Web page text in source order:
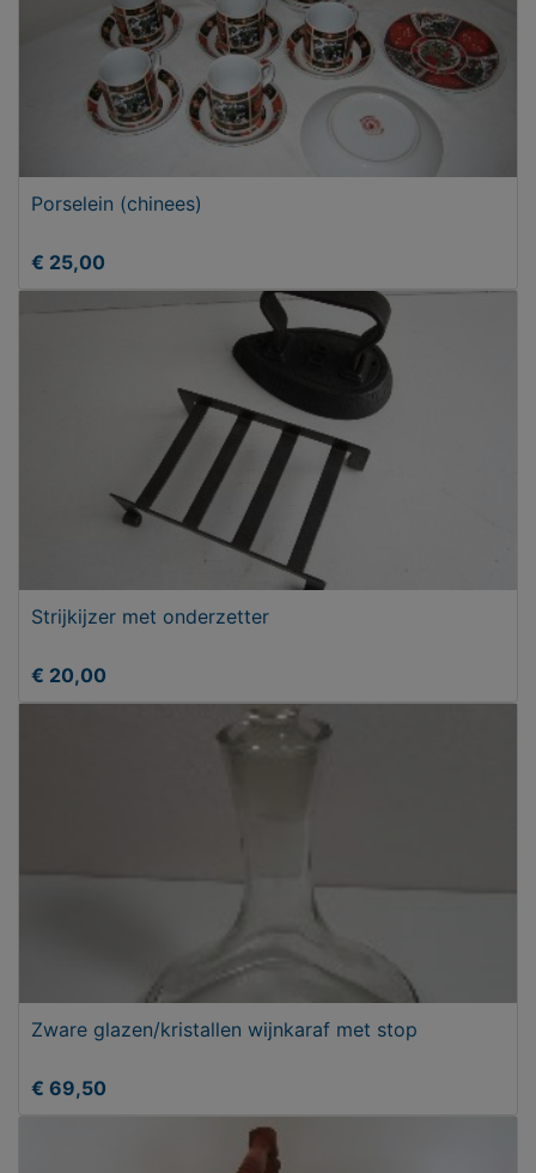
Porselein (chinees)
€ 25,00
Strijkijzer met onderzetter
€ 20,00
Zware glazen/kristallen wijnkaraf met stop
€ 69,50